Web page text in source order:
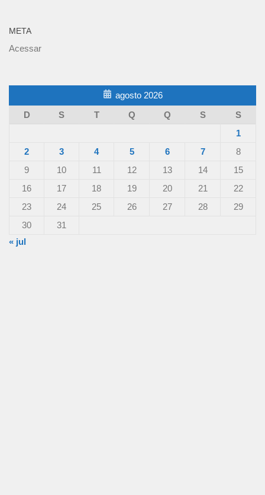
META
Acessar
agosto 2026
D
S T Q Q S
S
1
2
3 4 5 6 7
8
9
10 11 12 13 14
15
16
17 18 19 20 21
22
23
24 25 26 27 28
29
30
31
« jul